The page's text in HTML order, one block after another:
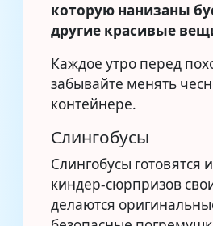
которую нанизаны
другие красивые
Каждое утро перед
забывайте менять
контейнере.
Слингобусы
Слингобусы готовятся
киндер-сюрпризов
делаются